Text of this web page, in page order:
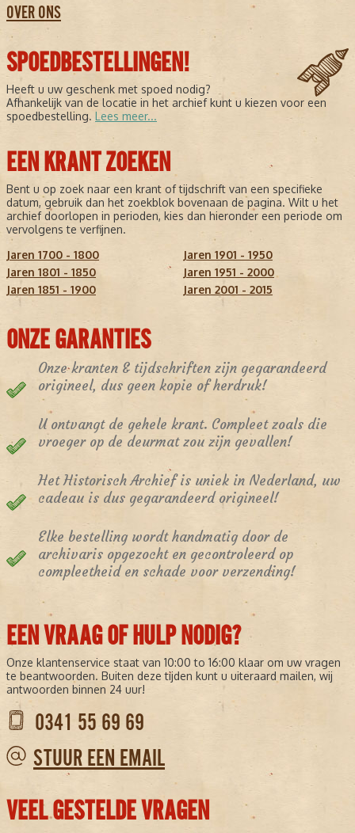
OVER ONS
SPOEDBESTELLINGEN!
Heeft u uw geschenk met spoed nodig?
Afhankelijk van de locatie in het archief kunt u kiezen voor een
spoedbestelling. Lees meer...
EEN KRANT ZOEKEN
Bent u op zoek naar een krant of tijdschrift van een specifieke
datum, gebruik dan het zoekblok bovenaan de pagina. Wilt u het
archief doorlopen in perioden, kies dan hieronder een periode om
vervolgens te verfijnen.
Jaren 1700 - 1800
Jaren 1801 - 1850
Jaren 1851 - 1900
Jaren 1901 - 1950
Jaren 1951 - 2000
Jaren 2001 - 2015
ONZE GARANTIES
Onze kranten & tijdschriften zijn gegarandeerd
origineel, dus geen kopie of herdruk!
U ontvangt de gehele krant. Compleet zoals die
vroeger op de deurmat zou zijn gevallen!
Het Historisch Archief is uniek in Nederland, uw
cadeau is dus gegarandeerd origineel!
Elke bestelling wordt handmatig door de
archivaris opgezocht en gecontroleerd op
compleetheid en schade voor verzending!
EEN VRAAG OF HULP NODIG?
Onze klantenservice staat van 10:00 to 16:00 klaar om uw vragen
te beantwoorden. Buiten deze tijden kunt u uiteraard mailen, wij
antwoorden binnen 24 uur!
0341 55 69 69
STUUR EEN EMAIL
VEEL GESTELDE VRAGEN